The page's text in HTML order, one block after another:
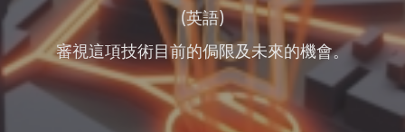
(英語)
審視這項技術目前的侷限及未來的機會。